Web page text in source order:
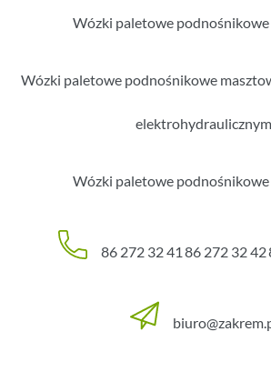
Wózki paletowe
Wózki paletowe podnośnikowe
elektrohydraulicznym
Wózki paletowe
86 272 32 41 86 272 32 42